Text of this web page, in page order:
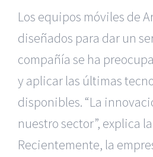
Los equipos móviles de
diseñados para dar un
compañía se ha
y aplicar las últimas
disponibles. “La
nuestro sector”, explica
Recientemente, la